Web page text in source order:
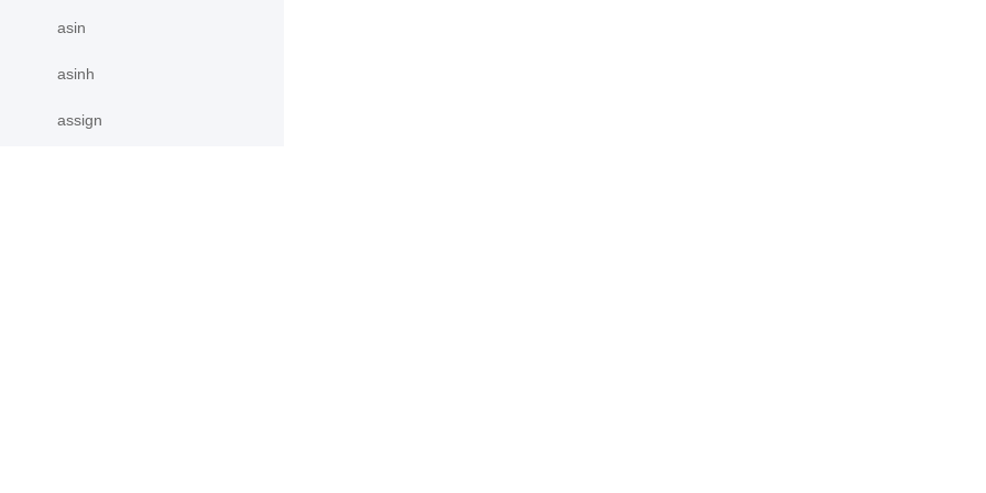
asin
asinh
assign